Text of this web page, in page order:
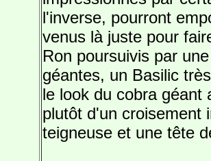
l'inverse, pourront
venus là juste pour
Ron poursuivis par
géantes, un Basilic
le look du cobra géant
plutôt d'un croisement
teigneuse et une tête